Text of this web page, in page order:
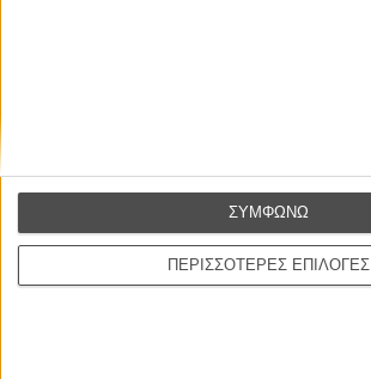
ΠΕΡΙΣΣΟΤΕΡΕΣ ΕΠΙΛΟΓΕΣ
ΣΥΜΦΩΝΩ
CONNECT
Εγγράψου στο εβδομαδιαίο newsletter μας.